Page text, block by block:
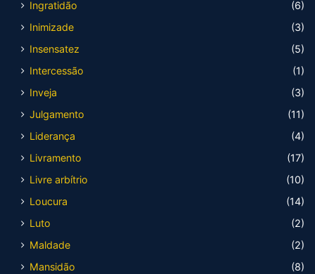
Ingratidão
(6)
Inimizade
(3)
Insensatez
(5)
Intercessão
(1)
Inveja
(3)
Julgamento
(11)
Liderança
(4)
Livramento
(17)
Livre arbítrio
(10)
Loucura
(14)
Luto
(2)
Maldade
(2)
Mansidão
(8)